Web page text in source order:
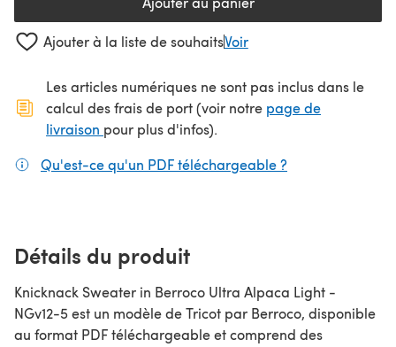
Ajouter à la liste de souhaitsVoir
Les articles numériques ne sont pas inclus dans le
calcul des frais de port (voir notre page de
livraison (s'ouvre dans un nouvel onglet)
pour plus d'infos).
Qu'est-ce qu'un PDF téléchargeable ?
Détails du produit
Knicknack Sweater in Berroco Ultra Alpaca Light -
NGv12-5 est un modèle de Tricot par Berroco, disponible
au format PDF téléchargeable et comprend des